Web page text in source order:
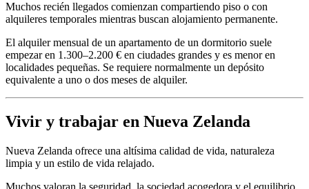
Muchos recién llegados comienzan compartiendo piso o con
alquileres temporales mientras buscan alojamiento permanente.
El alquiler mensual de un apartamento de un dormitorio suele
empezar en 1.300–2.200 € en ciudades grandes y es menor en
localidades pequeñas. Se requiere normalmente un depósito
equivalente a uno o dos meses de alquiler.
Vivir y trabajar en Nueva Zelanda
Nueva Zelanda ofrece una altísima calidad de vida, naturaleza
limpia y un estilo de vida relajado.